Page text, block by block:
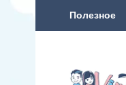
Полезное